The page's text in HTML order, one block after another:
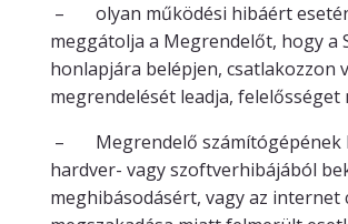
– olyan működési hibáért
meggátolja a Megrendelőt, hogy a
honlapjára belépjen, csatlakozzon
megrendelését leadja, felelősséget
– Megrendelő számítógépének
hardver- vagy szoftverhibájából
meghibásodásért, vagy az internet